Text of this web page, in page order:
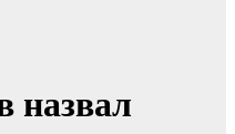
назвал